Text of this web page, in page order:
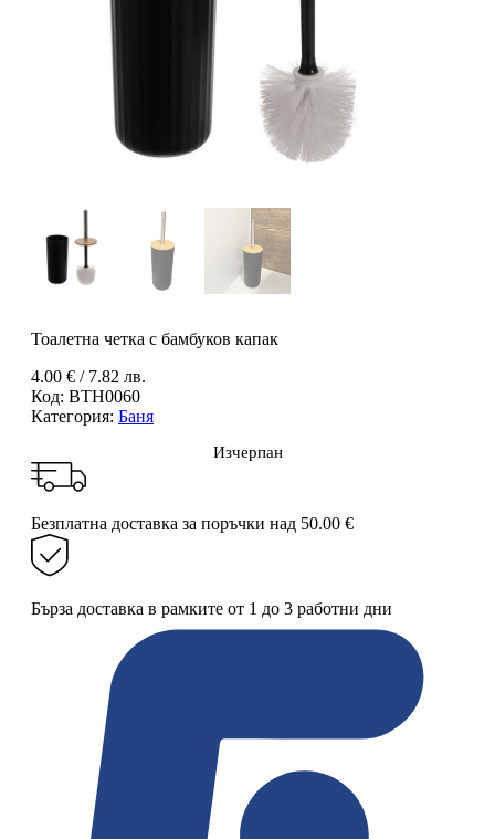
Тоалетна четка с бамбуков капак
4.00 € / 7.82 лв.
Код: BTH0060
Категория: Баня
Изчерпан
Безплатна доставка за поръчки над 50.00 €
Бърза доставка в рамките от 1 до 3 работни дни